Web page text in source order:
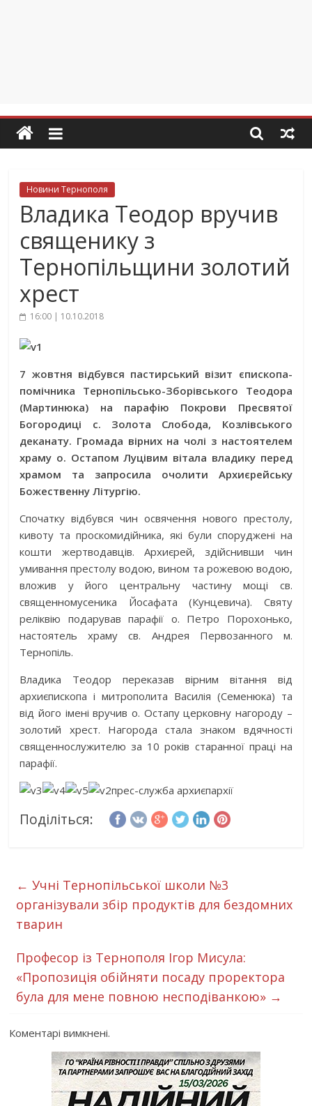
Новини Тернополя
Владика Теодор вручив
священику з
Тернопільщини золотий
хрест
16:00 | 10.10.2018
7 жовтня відбувся пастирський візит єпископа-
помічника Тернопільсько-Зборівського Теодора
(Мартинюка) на парафію Покрови Пресвятої
Богородиці с. Золота Слобода, Козлівського
деканату. Громада вірних на чолі з настоятелем
храму о. Остапом Луцівим вітала владику перед
храмом та запросила очолити Архиєрейську
Божественну Літургію.
Спочатку відбувся чин освячення нового престолу,
кивоту та проскомидійника, які були споруджені на
кошти жертводавців. Архиєрей, здійснивши чин
умивання престолу водою, вином та рожевою водою,
вложив у його центральну частину мощі св.
священномусеника Йосафата (Кунцевича). Святу
реліквію подарував парафії о. Петро Порохонько,
настоятель храму св. Андрея Первозанного м.
Тернопіль.
Владика Теодор переказав вірним вітання від
архиєпископа і митрополита Василія (Семенюка) та
від його імені вручив о. Остапу церковну нагороду –
золотий хрест. Нагорода стала знаком вдячності
священнослужителю за 10 років старанної праці на
парафії.
прес-служба архиєпархії
Поділіться:
← Учні Тернопільської школи №3
організували збір продуктів для бездомних
тварин
Професор із Тернополя Ігор Мисула:
«Пропозиція обійняти посаду проректора
була для мене повною несподіванкою» →
Коментарі вимкнені.